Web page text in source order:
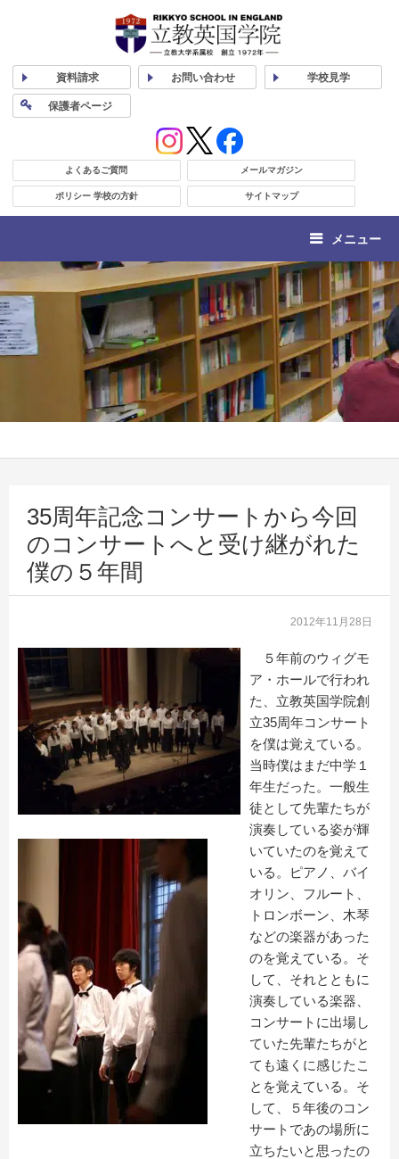
資料請求 お問い合わせ 学校見学
保護者ページ
よくあるご質問 メールマガジン
ポリシー 学校の方針 サイトマップ
メニュー
35周年記念コンサートから今回
のコンサートへと受け継がれた
僕の５年間
2012年11月28日
５年前のウィグモ
ア・ホールで行われ
た、立教英国学院創
立35周年コンサート
を僕は覚えている。
当時僕はまだ中学１
年生だった。一般生
徒として先輩たちが
演奏している姿が輝
いていたのを覚えて
いる。ピアノ、バイ
オリン、フルート、
トロンボーン、木琴
などの楽器があった
のを覚えている。そ
して、それとともに
演奏している楽器、
コンサートに出場し
ていた先輩たちがと
ても遠くに感じたこ
とを覚えている。そ
して、５年後のコン
サートであの場所に
立ちたいと思ったの